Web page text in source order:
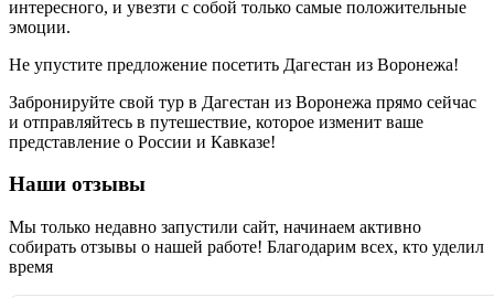
интересного, и увезти с собой только самые положительные
эмоции.
Не упустите предложение посетить Дагестан из Воронежа!
Забронируйте свой тур в Дагестан из Воронежа прямо сейчас
и отправляйтесь в путешествие, которое изменит ваше
представление о России и Кавказе!
Наши отзывы
Мы только недавно запустили сайт, начинаем активно
собирать отзывы о нашей работе! Благодарим всех, кто уделил
время